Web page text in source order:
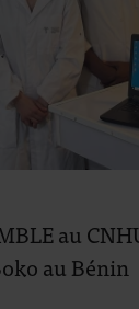
au
au Bénin